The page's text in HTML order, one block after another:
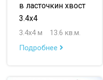
в ласточкин хвост
3.4х4
3.4х4 м
13.6 кв.м.
Подробнее